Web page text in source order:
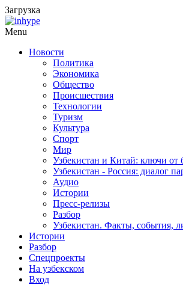
Загрузка
Menu
Новости
Политика
Экономика
Общество
Происшествия
Технологии
Туризм
Культура
Спорт
Мир
Узбекистан и Китай: ключи от
Узбекистан - Россия: диалог
Аудио
Истории
Пресс-релизы
Разбор
Узбекистан. Факты, события,
Истории
Разбор
Спецпроекты
На узбекском
Вход